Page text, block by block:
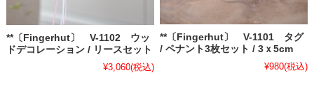
**〔Fingerhut〕 V-1102 ウッ
ドデコレーション / リースセット
¥3,060(税込)
**〔Fingerhut〕 V-1101 タグ
/ ペナント3枚セット / 3ｘ5cm
¥980(税込)